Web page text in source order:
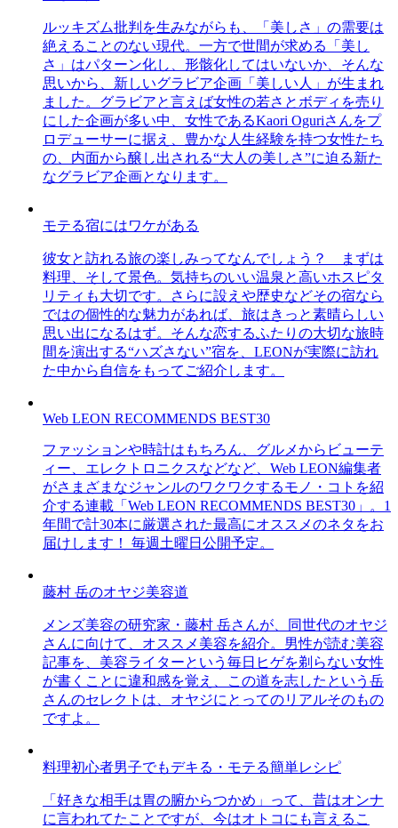
ルッキズム批判を生みながらも、「美しさ」の需要は
絶えることのない現代。一方で世間が求める「美し
さ」はパターン化し、形骸化してはいないか、そんな
思いから、新しいグラビア企画「美しい人」が生まれ
ました。グラビアと言えば女性の若さとボディを売り
にした企画が多い中、女性であるKaori Oguriさんをプ
ロデューサーに据え、豊かな人生経験を持つ女性たち
の、内面から醸し出される“大人の美しさ”に迫る新た
なグラビア企画となります。
モテる宿にはワケがある
彼女と訪れる旅の楽しみってなんでしょう？ まずは
料理、そして景色。気持ちのいい温泉と高いホスピタ
リティも大切です。さらに設えや歴史などその宿なら
ではの個性的な魅力があれば、旅はきっと素晴らしい
思い出になるはず。そんな恋するふたりの大切な旅時
間を演出する“ハズさない”宿を、LEONが実際に訪れ
た中から自信をもってご紹介します。
Web LEON RECOMMENDS BEST30
ファッションや時計はもちろん、グルメからビューテ
ィー、エレクトロニクスなどなど、Web LEON編集者
がさまざまなジャンルのワクワクするモノ・コトを紹
介する連載「Web LEON RECOMMENDS BEST30」。1
年間で計30本に厳選された最高にオススメのネタをお
届けします！ 毎週土曜日公開予定。
藤村 岳のオヤジ美容道
メンズ美容の研究家・藤村 岳さんが、同世代のオヤジ
さんに向けて、オススメ美容を紹介。男性が読む美容
記事を、美容ライターという毎日ヒゲを剃らない女性
が書くことに違和感を覚え、この道を志したという岳
さんのセレクトは、オヤジにとってのリアルそのもの
ですよ。
料理初心者男子でもデキる・モテる簡単レシピ
「好きな相手は胃の腑からつかめ」って、昔はオンナ
に言われてたことですが、今はオトコにも言えるこ